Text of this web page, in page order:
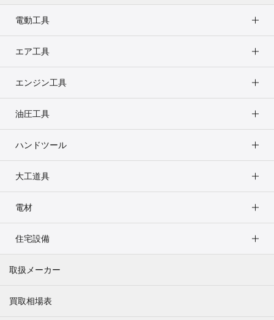
電動工具
エア工具
エンジン工具
油圧工具
ハンドツール
大工道具
電材
住宅設備
取扱メーカー
買取相場表